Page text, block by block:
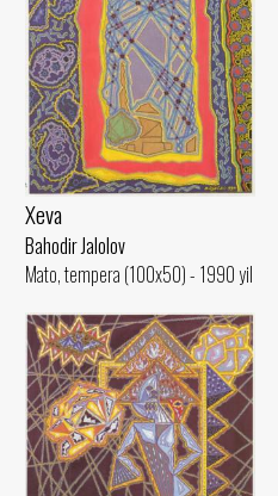
Xeva
Bahodir Jalolov
Mato, tempera (100x50) - 1990 yil